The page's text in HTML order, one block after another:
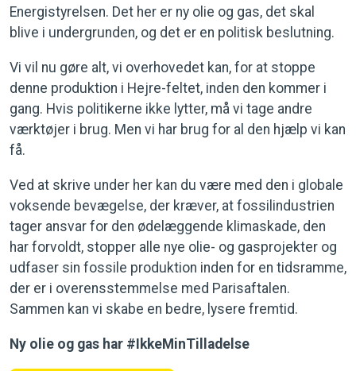
Energistyrelsen. Det her er ny olie og gas, det skal
blive i undergrunden, og det er en politisk beslutning.
Vi vil nu gøre alt, vi overhovedet kan, for at stoppe
denne produktion i Hejre-feltet, inden den kommer i
gang. Hvis politikerne ikke lytter, må vi tage andre
værktøjer i brug. Men vi har brug for al den hjælp vi kan
få.
Ved at skrive under her kan du være med den i globale
voksende bevægelse, der kræver, at fossilindustrien
tager ansvar for den ødelæggende klimaskade, den
har forvoldt, stopper alle nye olie- og gasprojekter og
udfaser sin fossile produktion inden for en tidsramme,
der er i overensstemmelse med Parisaftalen.
Sammen kan vi skabe en bedre, lysere fremtid.
Ny olie og gas har #IkkeMinTilladelse